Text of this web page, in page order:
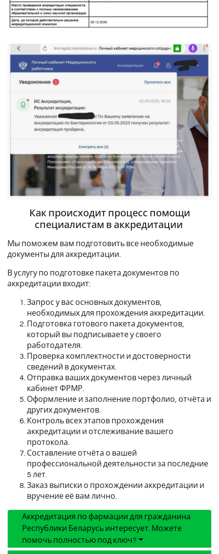
Как происходит процесс помощи
специалистам в аккредитации
Мы поможем вам подготовить все необходимые
документы для аккредитации.
В услугу по подготовке пакета документов по
аккредитации входит:
Запрос у вас основных документов,
необходимых для прохождения аккредитации.
Подготовка готового пакета документов,
который вы подписываете у своего
работодателя.
Проверка комплектности и достоверности
сведений в документах.
Отправка ваших документов через личный
кабинет ФРМР.
Оформление и заполнение портфолио, отчёта и
других документов.
Контроль всех этапов прохождения
аккредитации и отслеживание вашего
протокола.
Составление отчёта о вашей
профессиональной деятельности за последние
5 лет.
Заказ выписки о прохождении аккредитации и
вручение её вам лично.
Аккредитация по фармации для гражданина
Республики Беларусь интересует. Можете
помочь полностью под ключ?